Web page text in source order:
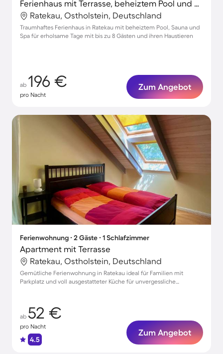
Ferienhaus mit Terrasse, beheiztem Pool und Grill
Ratekau, Ostholstein, Deutschland
Traumhaftes Ferienhaus in Ratekau mit beheiztem Pool, Sauna und
Spa für erholsame Tage mit bis zu 8 Gästen und ihren Haustieren
ab 196 €
pro Nacht
Zum Angebot
Ferienwohnung ∙ 2 Gäste ∙ 1 Schlafzimmer
Apartment mit Terrasse
Ratekau, Ostholstein, Deutschland
Gemütliche Ferienwohnung in Ratekau ideal für Familien mit
Parkplatz und voll ausgestatteter Küche für unvergessliche
ab 52 €
pro Nacht
4.5
Zum Angebot